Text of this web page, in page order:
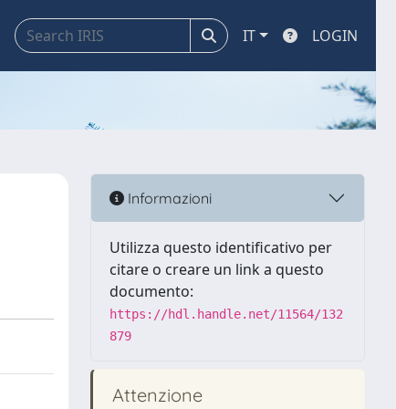
IT LOGIN
Informazioni
Utilizza questo identificativo per
citare o creare un link a questo
documento:
https://hdl.handle.net/11564/132
879
Attenzione